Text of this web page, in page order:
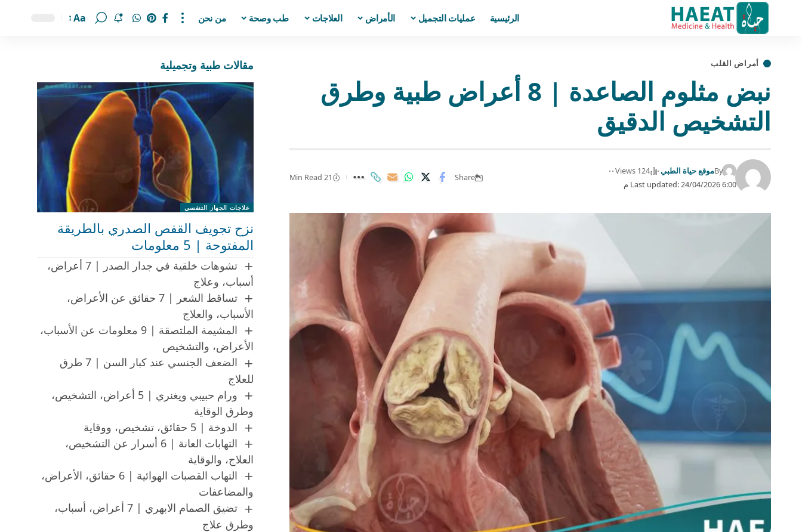
الرئيسية عمليات التجميل الأمراض العلاجات طب وصحة من نحن Aa
أمراض القلب
نبض مثلوم الصاعدة | 8 أعراض طبية وطرق
التشخيص الدقيق
Last updated: 24/04/2026 6:00 م
Byموقع حياة الطبي 124 Views
Share
21 Min Read
مقالات طبية وتجميلية
علاجات الجهاز التنفسي
نزح تجويف القفص الصدري بالطريقة
المفتوحة | 5 معلومات
تشوهات خلقية في جدار الصدر | 7 أعراض،
أسباب، وعلاج
تساقط الشعر | 7 حقائق عن الأعراض،
الأسباب، والعلاج
المشيمة الملتصقة | 9 معلومات عن الأسباب،
الأعراض، والتشخيص
الضعف الجنسي عند كبار السن | 7 طرق
للعلاج
ورام حبيبي ويغنري | 5 أعراض، التشخيص،
وطرق الوقاية
الدوخة | 5 حقائق، تشخيص، ووقاية
التهابات العانة | 6 أسرار عن التشخيص،
العلاج، والوقاية
التهاب القصبات الهوائية | 6 حقائق، الأعراض،
والمضاعفات
تضيق الصمام الابهري | 7 أعراض، أسباب،
وطرق علاج